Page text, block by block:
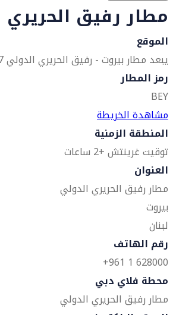
مطار رفيق الحريري
الموقع
يبعد مطار بيروت - رفيق الحريري الدولي 7 كيلومترات عن بيروت.
رمز المطار
BEY
مشاهدة الخريطة
المنطقة الزمنية
توقيت غرينتش +2 ساعات
العنوان
مطار رفيق الحريري الدولي
بيروت
لبنان
رقم الهاتف
628000 1 961+
محطة فلاي دبي
مطار رفيق الحريري الدولي